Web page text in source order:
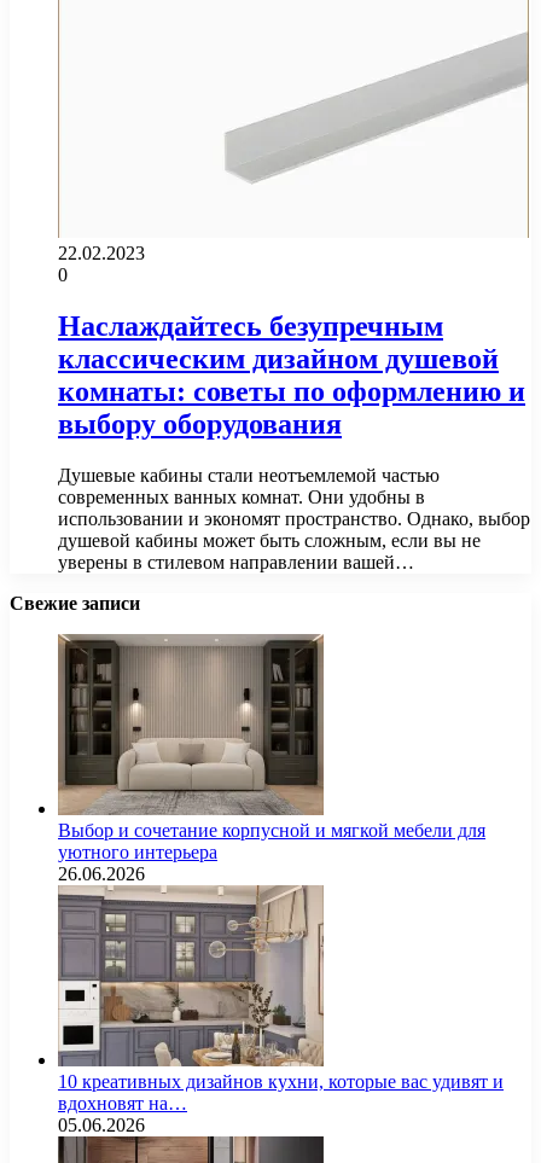
22.02.2023
0
Наслаждайтесь безупречным
классическим дизайном душевой
комнаты: советы по оформлению и
выбору оборудования
Душевые кабины стали неотъемлемой частью
современных ванных комнат. Они удобны в
использовании и экономят пространство. Однако, выбор
душевой кабины может быть сложным, если вы не
уверены в стилевом направлении вашей…
Свежие записи
Выбор и сочетание корпусной и мягкой мебели для
уютного интерьера
26.06.2026
10 креативных дизайнов кухни, которые вас удивят и
вдохновят на…
05.06.2026